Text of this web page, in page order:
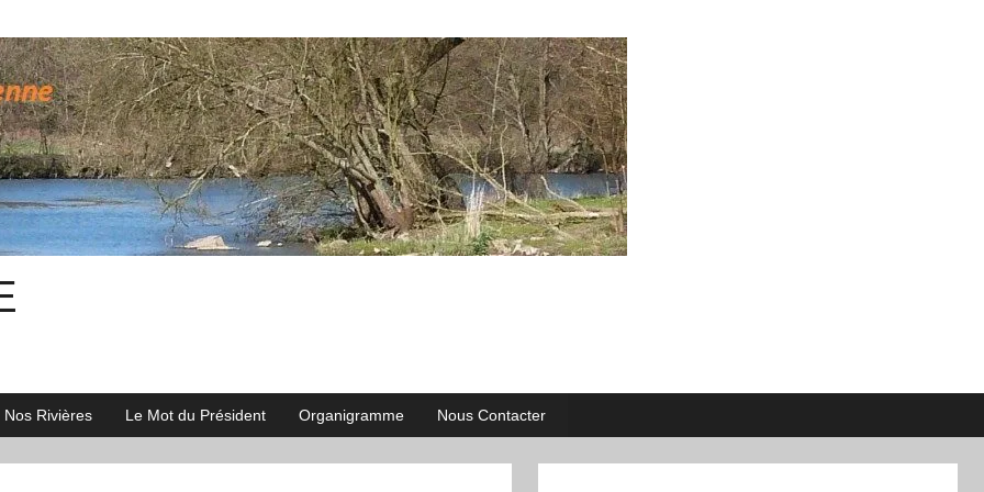
Nos Rivières Le Mot du Président Organigramme Nous Contacter